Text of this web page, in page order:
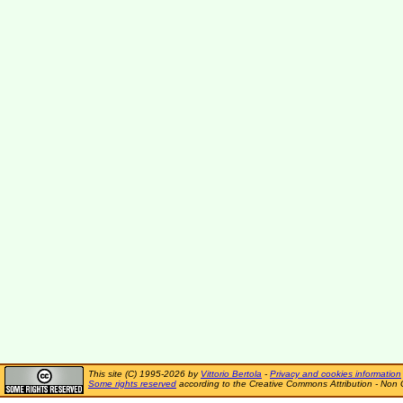
This site (C) 1995-2026 by Vittorio Bertola - Privacy and cookies information
Some rights reserved according to the Creative Commons Attribution - Non